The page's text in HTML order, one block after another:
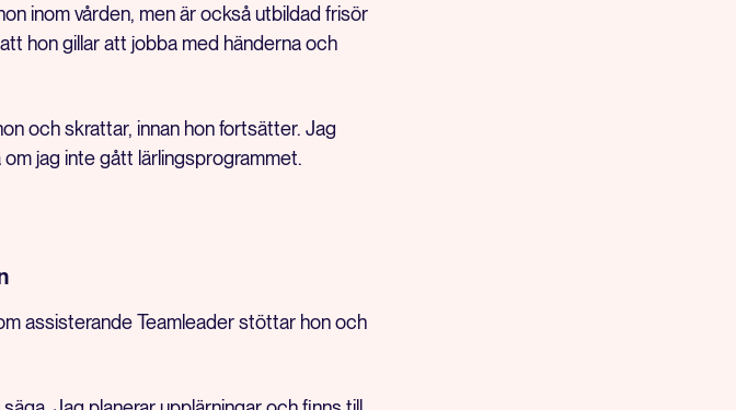
inom vården, men är också utbildad frisör
hon gillar att jobba med händerna och
och skrattar, innan hon fortsätter. Jag
jag inte gått lärlingsprogrammet.
assisterande Teamleader stöttar hon och